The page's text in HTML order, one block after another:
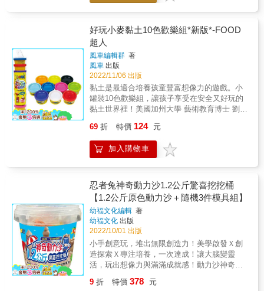
本操作手冊 ★全系列共有2款受孩子歡迎的黏
土主題，怎麼玩都玩不膩 有餐桌上常吃到的義
大利麵、美味披薩，還有好開心的各種下午茶
餐點造型，統統都在這個系列，讓孩子再也不
會喊無聊！ ★輕輕鬆鬆完成多樣作品，創意捏
法玩不膩 偷偷告訴你，學會捏「圓形」就能做
出多款好吃的甜甜圈；運用捏出「長條形」的
小技巧，可以做出香噴噴的美味麵條！創意多
變的捏法，激發創造力、思考力與美學力！ ★
訓練美感力，培養創造思考能力 除了思考想要
此無形中便提升了思考力、觀察力和想像力。
完成作品後，爸媽可從旁協助讓孩子描述捏出
的造型。有助於培養豐富的口語表達能力。 ★
肌肉的運用外，也能增進手眼的協調能力，不
只越玩越聰明，也適合親子同樂的手作遊戲，
快來一起動手捏出有趣的造型吧！
好玩小麥黏土10色歡樂組*新版*-FOOD
超人
風車編輯群 著
風車 出版
2022/11/06 出版
黏土是最適合培養孩童豐富想像力的遊戲。小
罐裝10色歡樂組，讓孩子享受在安全又好玩的
黏土世界裡！美國加州大學 藝術教育博士 劉純
捏握搓的動作，發展專注力、意志力、想像力
及創造力；從手眼協調到空間想像，多次嘗試
和變化，將能達到藝術智能的培養。內容介紹
手部肌肉發展。4.激發色彩認知與「美」的鑑
賞力。5.適合親子共同操作，增進互動。6.增進
孩子的思考力與創意力。
69 折 特價 124 元
加入購物車
忍者兔神奇動力沙1.2公斤驚喜挖挖桶
【1.2公斤原色動力沙＋隨機3件模具組】
幼福文化編輯 著
幼福文化 出版
2022/10/01 出版
小手創意玩，堆出無限創造力！美學啟發Ｘ創
造探索Ｘ專注培養，一次達成！讓大腦變靈
活，玩出想像力與滿滿成就感！動力沙神奇之
流動性的奇妙觸感，讓孩子透過雙手，邊玩邊
9 折 特價 378 元